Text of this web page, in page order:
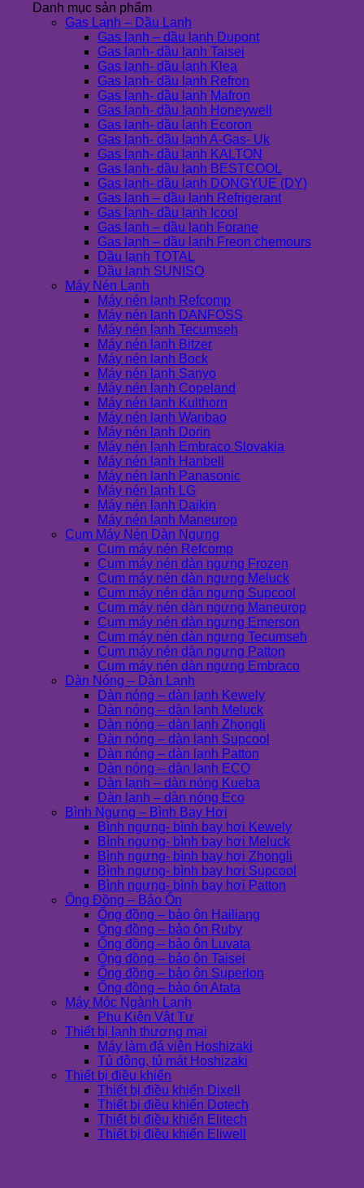
Danh mục sản phẩm
Gas Lạnh – Dầu Lạnh
Gas lạnh – dầu lạnh Dupont
Gas lạnh- dầu lạnh Taisei
Gas lạnh- dầu lạnh Klea
Gas lạnh- dầu lạnh Refron
Gas lạnh- dầu lạnh Mafron
Gas lạnh- dầu lạnh Honeywell
Gas lạnh- dầu lạnh Ecoron
Gas lạnh- dầu lạnh A-Gas- Uk
Gas lạnh- dầu lạnh KALTON
Gas lạnh- dầu lạnh BESTCOOL
Gas lạnh- dầu lạnh DONGYUE (DY)
Gas lạnh – dầu lạnh Refrigerant
Gas lạnh- dầu lạnh Icool
Gas lạnh – dầu lạnh Forane
Gas lạnh – dầu lạnh Freon chemours
Dầu lạnh TOTAL
Dầu lạnh SUNISO
Máy Nén Lạnh
Máy nén lạnh Refcomp
Máy nén lạnh DANFOSS
Máy nén lạnh Tecumseh
Máy nén lạnh Bitzer
Máy nén lạnh Bock
Máy nén lạnh Sanyo
Máy nén lạnh Copeland
Máy nén lạnh Kulthorn
Máy nén lạnh Wanbao
Máy nén lạnh Dorin
Máy nén lạnh Embraco Slovakia
Máy nén lạnh Hanbell
Máy nén lạnh Panasonic
Máy nén lạnh LG
Máy nén lạnh Daikin
Máy nén lạnh Maneurop
Cụm Máy Nén Dàn Ngưng
Cụm máy nén Refcomp
Cụm máy nén dàn ngưng Frozen
Cụm máy nén dàn ngưng Meluck
Cụm máy nén dàn ngưng Supcool
Cụm máy nén dàn ngưng Maneurop
Cụm máy nén dàn ngưng Emerson
Cụm máy nén dàn ngưng Tecumseh
Cụm máy nén dàn ngưng Patton
Cụm máy nén dàn ngưng Embraco
Dàn Nóng – Dàn Lạnh
Dàn nóng – dàn lạnh Kewely
Dàn nóng – dàn lạnh Meluck
Dàn nóng – dàn lạnh Zhongli
Dàn nóng – dàn lạnh Supcool
Dàn nóng – dàn lạnh Patton
Dàn nóng – dàn lạnh ECO
Dàn lạnh – dàn nóng Kueba
Dàn lạnh – dàn nóng Eco
Bình Ngưng – Bình Bay Hơi
Bình ngưng- bình bay hơi Kewely
Bình ngưng- bình bay hơi Meluck
Bình ngưng- bình bay hơi Zhongli
Bình ngưng- bình bay hơi Supcool
Bình ngưng- bình bay hơi Patton
Ống Đồng – Bảo Ôn
Ống đồng – bảo ôn Hailiang
Ống đồng – bảo ôn Ruby
Ống đồng – bảo ôn Luvata
Ống đồng – bảo ôn Taisei
Ống đồng – bảo ôn Superlon
Ống đồng – bảo ôn Atata
Máy Móc Ngành Lạnh
Phụ Kiện Vật Tư
Thiết bị lạnh thương mại
Máy làm đá viên Hoshizaki
Tủ đông, tủ mát Hoshizaki
Thiết bị điều khiển
Thiết bị điều khiển Dixell
Thiết bị điều khiển Dotech
Thiết bị điều khiển Elitech
Thiết bị điều khiển Eliwell